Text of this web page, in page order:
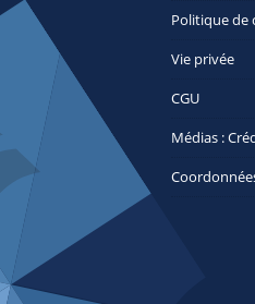
Politique de
Vie privée
CGU
Médias :